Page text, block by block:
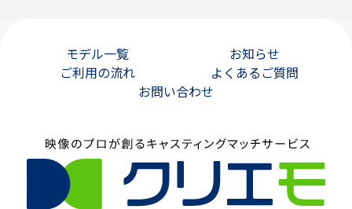
モデル一覧
お知らせ
ご利用の流れ
よくあるご質問
お問い合わせ